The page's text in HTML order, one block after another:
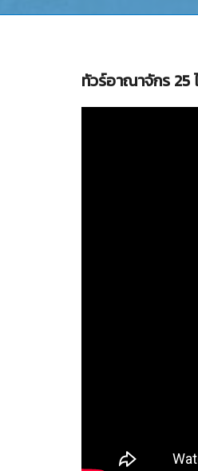
ทัวร์อาณาจักร 25